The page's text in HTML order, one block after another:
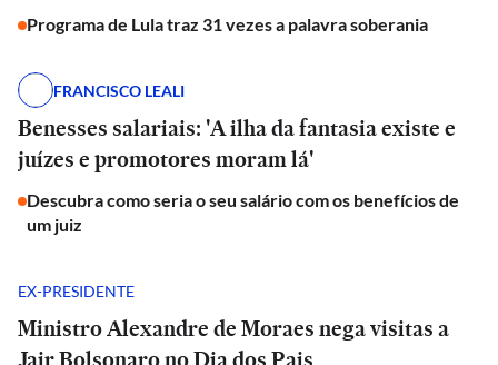
Programa de Lula traz 31 vezes a palavra soberania
FRANCISCO LEALI
Benesses salariais: 'A ilha da fantasia existe e
juízes e promotores moram lá'
Descubra como seria o seu salário com os benefícios de
um juiz
EX-PRESIDENTE
Ministro Alexandre de Moraes nega visitas a